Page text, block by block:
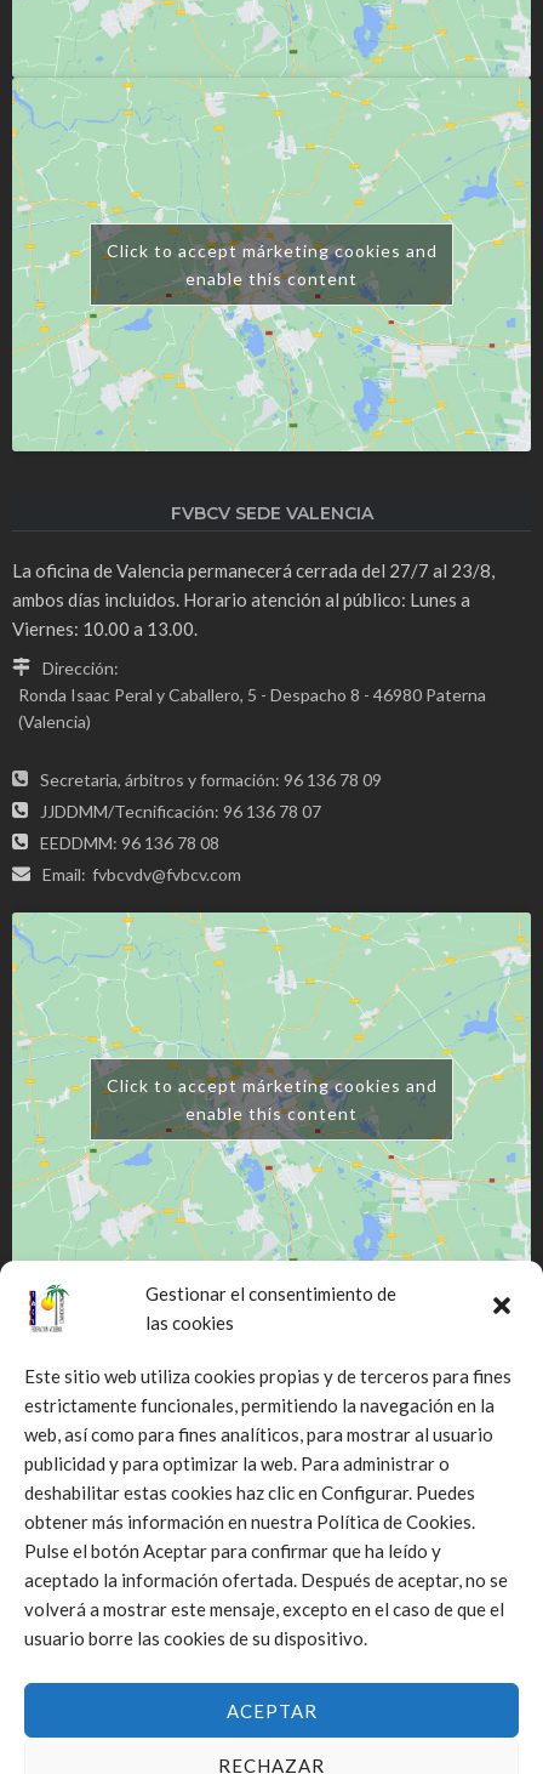
Gestionar el consentimiento de
las cookies
Este sitio web utiliza cookies propias y de terceros para fines
estrictamente funcionales, permitiendo la navegación en la
web, así como para fines analíticos, para mostrar al usuario
publicidad y para optimizar la web. Para administrar o
deshabilitar estas cookies haz clic en Configurar. Puedes
obtener más información en nuestra Política de Cookies.
Pulse el botón Aceptar para confirmar que ha leído y
aceptado la información ofertada. Después de aceptar, no se
volverá a mostrar este mensaje, excepto en el caso de que el
usuario borre las cookies de su dispositivo.
ACEPTAR
RECHAZAR
Click to accept márketing cookies and
enable this content
FVBCV SEDE VALENCIA
La oficina de Valencia permanecerá cerrada del 27/7 al 23/8,
ambos días incluidos. Horario atención al público: Lunes a
Viernes: 10.00 a 13.00.
Dirección:
Ronda Isaac Peral y Caballero, 5 - Despacho 8 - 46980 Paterna
(Valencia)
Secretaria, árbitros y formación: 96 136 78 09
JJDDMM/Tecnificación: 96 136 78 07
EEDDMM: 96 136 78 08
Email: fvbcvdv@fvbcv.com
Click to accept márketing cookies and
enable this content
Click to accept márketing cookies and
enable this content